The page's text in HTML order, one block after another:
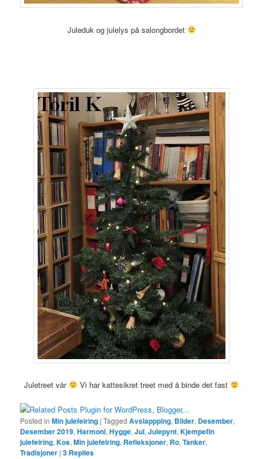
Juleduk og julelys på salongbordet
Juletreet vår Vi har kattesikret treet med å binde det fast
Posted in Min julefeiring |Tagged Avslappping, Bilder, Desember,
Desember 2019,Harmoni,Hygge,Jul,Julepynt,Kjempefin
julefeiring,Kos,Min julefeiring, Refleksjoner, Ro,Tanker,
Tradisjoner |3 Replies